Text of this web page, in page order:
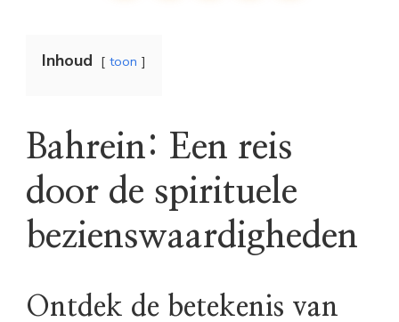
Inhoud toon
Bahrein: Een reis
door de spirituele
bezienswaardigheden
Ontdek de betekenis van